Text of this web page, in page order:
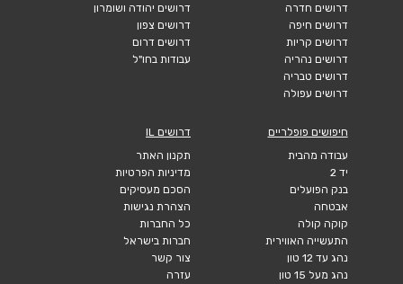
דרושים חדרה
דרושים חיפה
דרושים קריות
דרושים נהריה
דרושים טבריה
דרושים עפולה
דרושים יהודה ושומרון
דרושים צפון
דרושים דרום
עבודות בחו"ל
חיפושים פופלריים
עבודה מהבית
יד 2
בנק הפועלים
אבטחה
קוקה קולה
התעשייה האווירית
נהג עד 12 טון
נהג מעל 15 טון
דרושים IL
תקנון האתר
מדיניות הפרטיות
הסכם מעסיקים
הצהרת נגישות
כל החברות
חברות בישראל
צור קשר
עזרה